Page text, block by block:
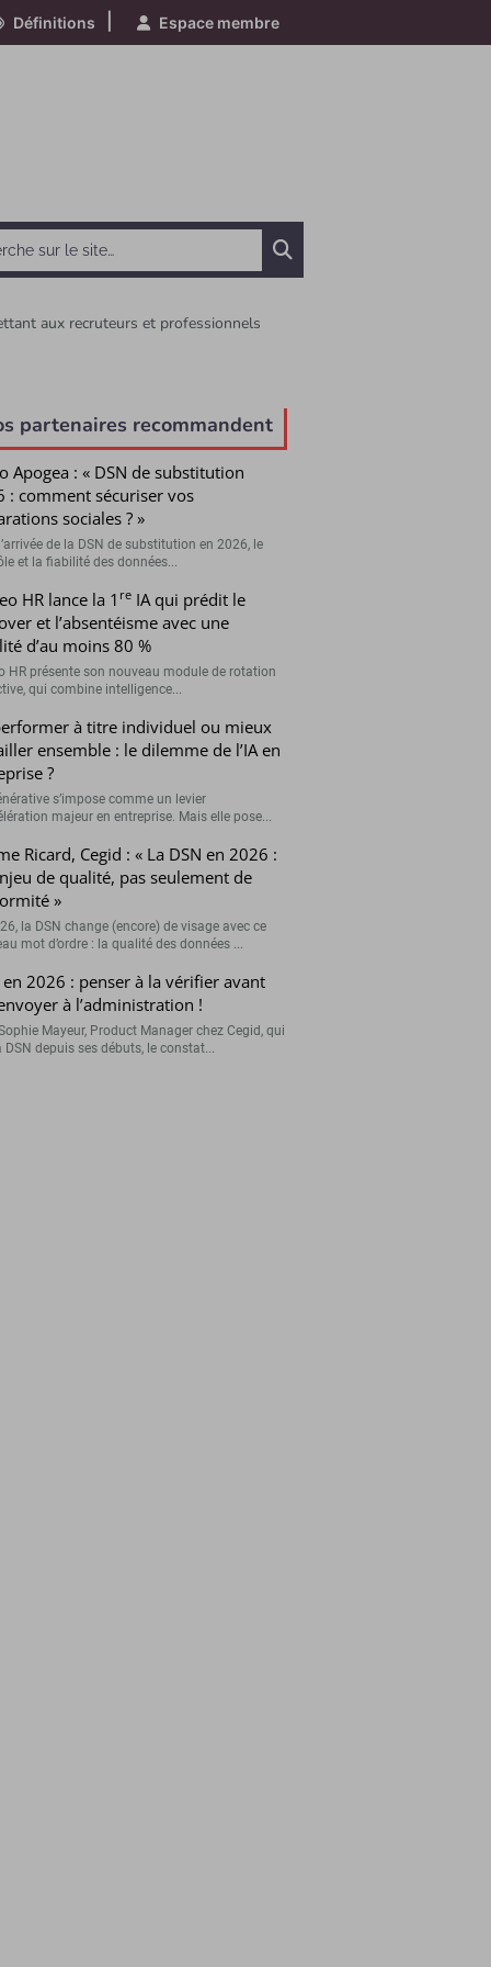
Définitions Espace membre
aux recruteurs et professionnels
partenaires recommandent
Apogea : « DSN de substitution
: comment sécuriser vos
sociales ? »
de la DSN de substitution en 2026, le
et la fiabilité des données...
HR lance la 1 reIA qui prédit le
et l’absentéisme avec une
d’au moins 80 %
HR présente son nouveau module de rotation
qui combine intelligence...
à titre individuel ou mieux
ensemble : le dilemme de l’IA en
?
s’impose comme un levier
majeur en entreprise. Mais elle pose...
Ricard, Cegid : « La DSN en 2026 :
de qualité, pas seulement de
»
la DSN change (encore) de visage avec ce
mot d’ordre : la qualité des données ...
en 2026 : penser à la vérifier avant
à l’administration !
Mayeur, Product Manager chez Cegid, qui
DSN depuis ses débuts, le constat...